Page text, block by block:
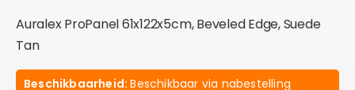
Auralex ProPanel 61x122x5cm, Beveled Edge, Suede
Tan
Beschikbaarheid:Beschikbaar via nabestelling